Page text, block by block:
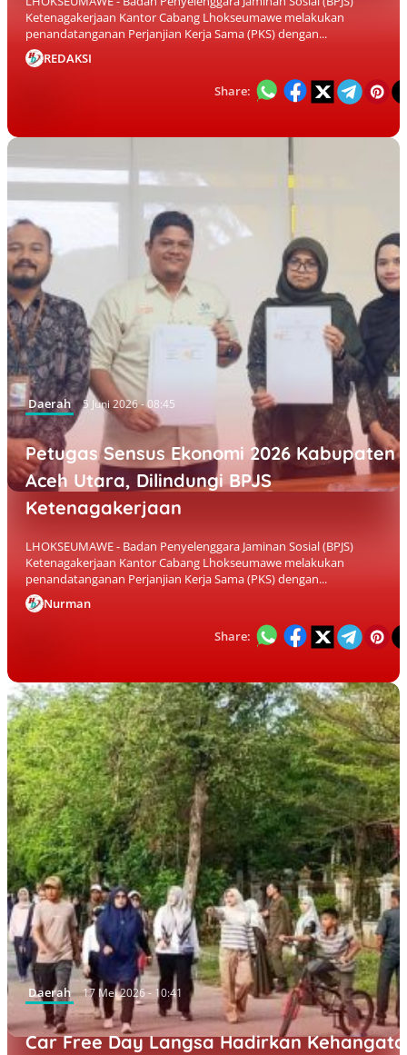
Ketenagakerjaan Kantor Cabang Lhokseumawe melakukan
penandatanganan Perjanjian Kerja Sama (PKS) dengan...
REDAKSI
Share:
Daerah 5 Juni 2026 - 08:45
Petugas Sensus Ekonomi 2026 Kabupaten
Aceh Utara, Dilindungi BPJS
Ketenagakerjaan
LHOKSEUMAWE - Badan Penyelenggara Jaminan Sosial (BPJS)
Ketenagakerjaan Kantor Cabang Lhokseumawe melakukan
penandatanganan Perjanjian Kerja Sama (PKS) dengan...
Nurman
Share:
Daerah 17 Mei 2026 - 10:41
Car Free Day Langsa Hadirkan